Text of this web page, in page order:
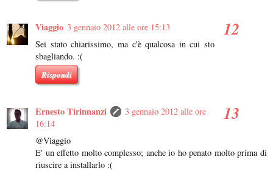
Viaggio 3 gennaio 2012 alle ore 15:13
Sei stato chiarissimo, ma c'è qualcosa in cui sto
sbagliando. :(
Rispondi
Ernesto Tirinnanzi
3 gennaio 2012 alle ore
16:14
@Viaggio
E' un effetto molto complesso; anche io ho penato molto prima di
riuscire a installarlo :(